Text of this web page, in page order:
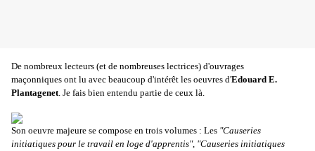
De nombreux lecteurs (et de nombreuses lectrices) d'ouvrages
maçonniques ont lu avec beaucoup d'intérêt les oeuvres d'Edouard E.
Plantagenet. Je fais bien entendu partie de ceux là.
Son oeuvre majeure se compose en trois volumes : Les "Causeries
initiatiques pour le travail en loge d'apprentis", "Causeries initiatiques